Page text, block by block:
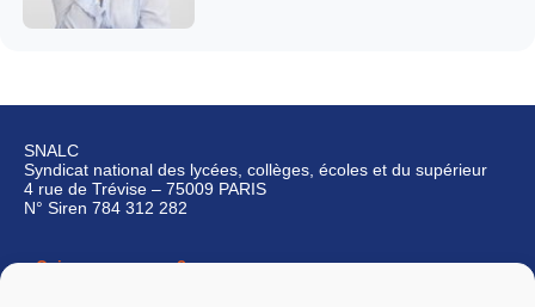
SNALC
Syndicat national des lycées, collèges, écoles et du supérieur
4 rue de Trévise – 75009 PARIS
N° Siren 784 312 282
Qui sommes-nous ?